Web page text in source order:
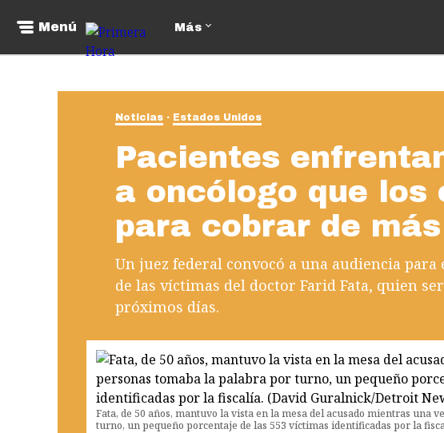
Menú Más
Noticias Estados Unidos
Pacientes
a oncólogo que los
para cobrar de más
Un juez federal convocó a una audiencia para
de las víctimas del doctor Farid Fata, quien
próximos días.
Fata, de 50 años, mantuvo la vista en la mesa del acusado mientras una
turno, un pequeño porcentaje de las 553 víctimas identificadas por la